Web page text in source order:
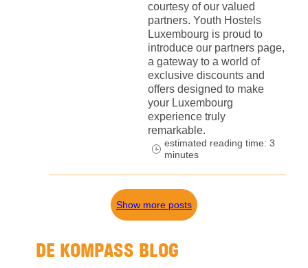
courtesy of our valued
partners. Youth Hostels
Luxembourg is proud to
introduce our partners page,
a gateway to a world of
exclusive discounts and
offers designed to make
your Luxembourg
experience truly
remarkable.
estimated reading time: 3
minutes
Show more posts
DE KOMPASS BLOG